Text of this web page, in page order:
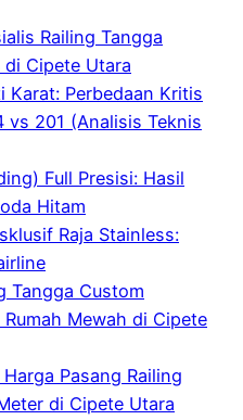
Railing Tangga
di Cipete Utara
Karat: Perbedaan Kritis
vs 201 (Analisis Teknis
Full Presisi: Hasil
Hitam
Raja Stainless:
Tangga Custom
Mewah di Cipete
Pasang Railing
di Cipete Utara